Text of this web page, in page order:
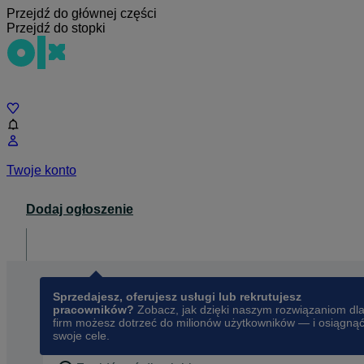
Przejdź do głównej części
Przejdź do stopki
Twoje konto
Dodaj ogłoszenie
Sprzedajesz, oferujesz usługi lub rekrutujesz
pracowników? Zobacz, jak dzięki naszym rozwiązaniom dla
firm możesz dotrzeć do milionów użytkowników — i osiągnąć
swoje cele.